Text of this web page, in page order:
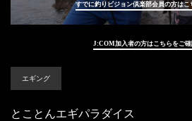
すでに釣りビジョン倶楽部会員の方はこ
J:COM加入者の方はこちらをご
エギング
とことんエギパラダイス